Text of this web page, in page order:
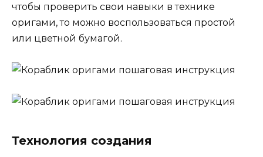
чтобы проверить свои навыки в технике
оригами, то можно воспользоваться простой
или цветной бумагой.
Технология создания